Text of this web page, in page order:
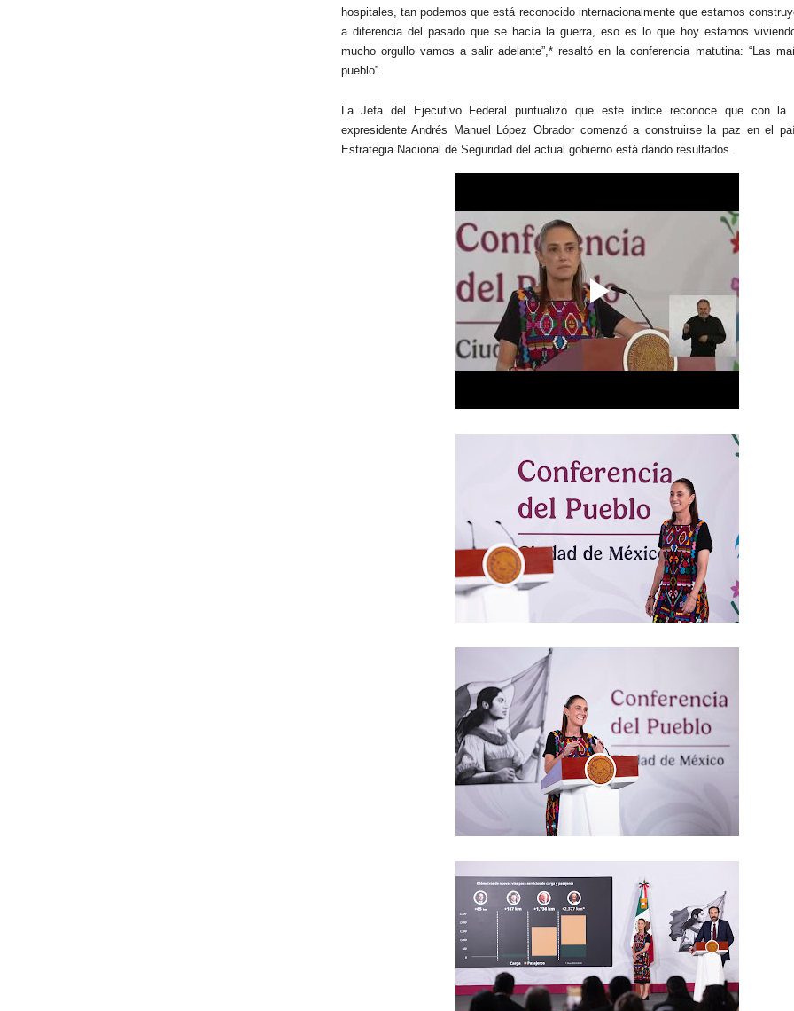
hospitales, tan podemos que está reconocido internacionalmente que estamos
a diferencia del pasado que se hacía la guerra, eso es lo que hoy estamos
mucho orgullo vamos a salir adelante”,* resaltó en la conferencia matutina: “Las
pueblo”.
La Jefa del Ejecutivo Federal puntualizó que este índice reconoce que con la
expresidente Andrés Manuel López Obrador comenzó a construirse la paz en el
Estrategia Nacional de Seguridad del actual gobierno está dando resultados.